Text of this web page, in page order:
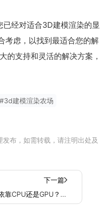
经对适合3D建模渲染的显
考虑，以找到最适合您的解
的支持和灵活的解决方案，
#3d建模渲染农场
发布，如需转载，请注明出处及
下一篇
靠CPU还是GPU？两
者区别在哪